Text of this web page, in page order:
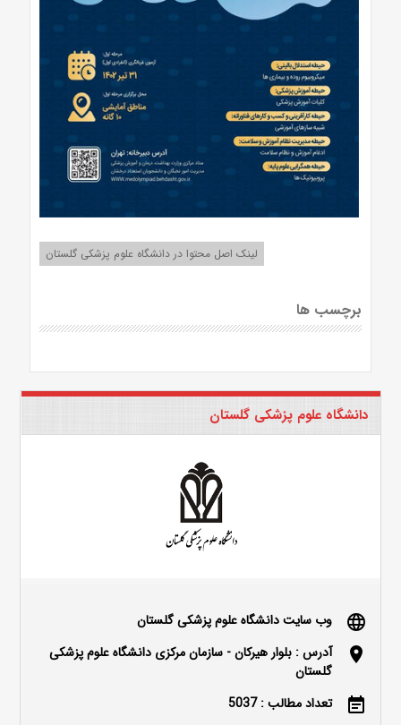
لینک اصل محتوا در دانشگاه علوم پزشکی گلستان
برچسب ها
دانشگاه علوم پزشکی گلستان
language وب سایت دانشگاه علوم پزشکی گلستان
location_on
آدرس : بلوار هیرکان - سازمان مرکزی دانشگاه علوم پزشکی
گلستان
event_note تعداد مطالب : 5037